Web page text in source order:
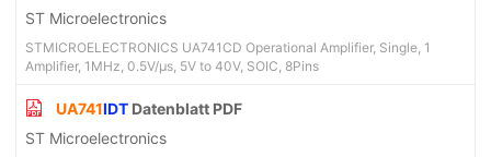
ST Microelectronics
STMICROELECTRONICS UA741CD Operational Amplifier, Single, 1
Amplifier, 1MHz, 0.5V/µs, 5V to 40V, SOIC, 8Pins
UA741IDT Datenblatt PDF
ST Microelectronics